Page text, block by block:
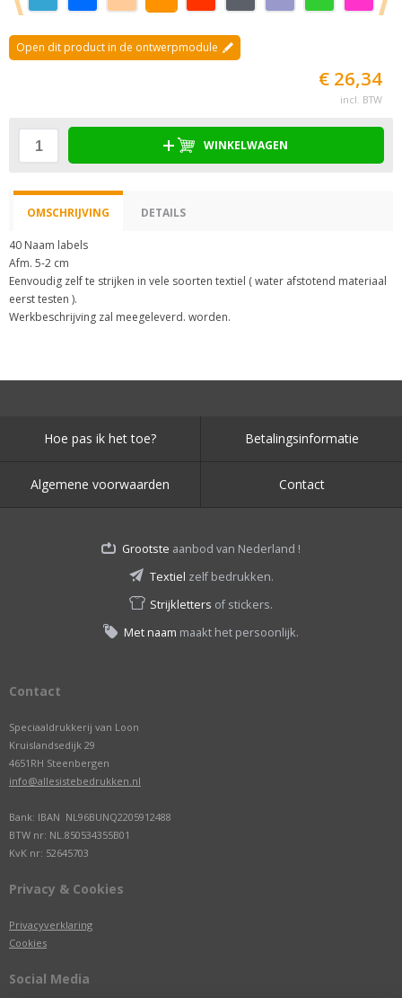
Open dit product in de ontwerpmodule
€ 26,34
incl. BTW
WINKELWAGEN
OMSCHRIJVING DETAILS
40 Naam labels
Afm. 5-2 cm
Eenvoudig zelf te strijken in vele soorten textiel ( water afstotend materiaal
eerst testen ).
Werkbeschrijving zal meegeleverd. worden.
Hoe pas ik het toe? Betalingsinformatie
Algemene voorwaarden Contact
Grootste aanbod van Nederland !
Textiel zelf bedrukken.
Strijkletters of stickers.
Met naam maakt het persoonlijk.
Contact
Speciaaldrukkerij van Loon
Kruislandsedijk 29
4651RH Steenbergen
info@allesistebedrukken.nl
Bank: IBAN NL96BUNQ2205912488
BTW nr: NL.850534355B01
KvK nr: 52645703
Privacy & Cookies
Privacyverklaring
Cookies
Social Media